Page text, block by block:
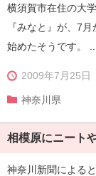
横須賀市在住の大
『みなと』が、7
始めたそうです。 ...
2009年7月25日
神奈川県
相模原にニート
神奈川新聞による